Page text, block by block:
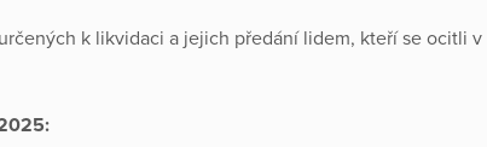
k likvidaci a jejich předání lidem, kteří se ocitli v